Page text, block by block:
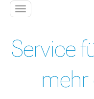
Navigation
Service